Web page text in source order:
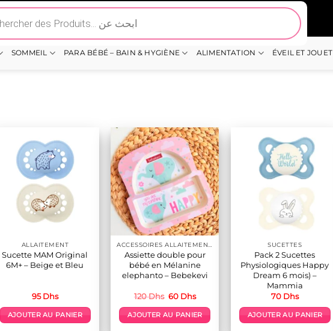
SOMMEIL PARA BÉBÉ – BAIN & HYGIÈNE ALIMENTATION ÉVEIL ET JOUET
ALLAITEMENT
Sucette MAM Original
6M+ – Beige et Bleu
95Dhs
AJOUTER AU PANIER
Assiette double pour
bébé en Mélanine
elephanto – Bebekevi
120Dhs Le
initial
était :
60 DhsLe
actuel
est :
AJOUTER AU PANIER
SUCETTES
Pack 2 Sucettes
Physiologiques Happy
Dream 6 mois) –
Mammia
70 Dhs
AJOUTER AU PANIER